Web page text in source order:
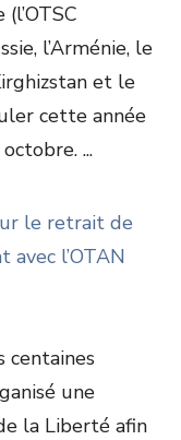
l’Arménie, le
et le
cette année
...
le retrait de
avec l’OTAN
centaines
une
la Liberté afin